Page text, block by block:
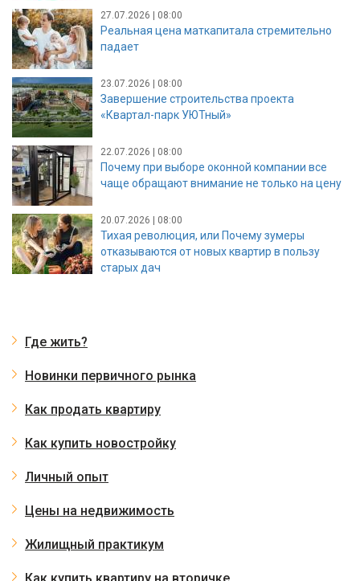
27.07.2026 | 08:00
Реальная цена маткапитала стремительно
падает
23.07.2026 | 08:00
Завершение строительства проекта
«Квартал-парк УЮТный»
22.07.2026 | 08:00
Почему при выборе оконной компании все
чаще обращают внимание не только на цену
20.07.2026 | 08:00
Тихая революция, или Почему зумеры
отказываются от новых квартир в пользу
старых дач
Где жить?
Новинки первичного рынка
Как продать квартиру
Как купить новостройку
Личный опыт
Цены на недвижимость
Жилищный практикум